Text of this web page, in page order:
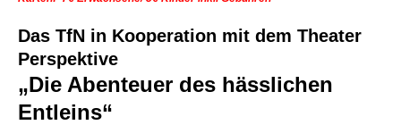
Das TfN in Kooperation mit dem Theater
Perspektive
„Die Abenteuer des hässlichen
Entleins“